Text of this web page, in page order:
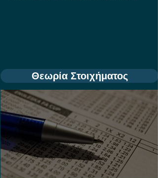
Θεωρία Στοιχήματος